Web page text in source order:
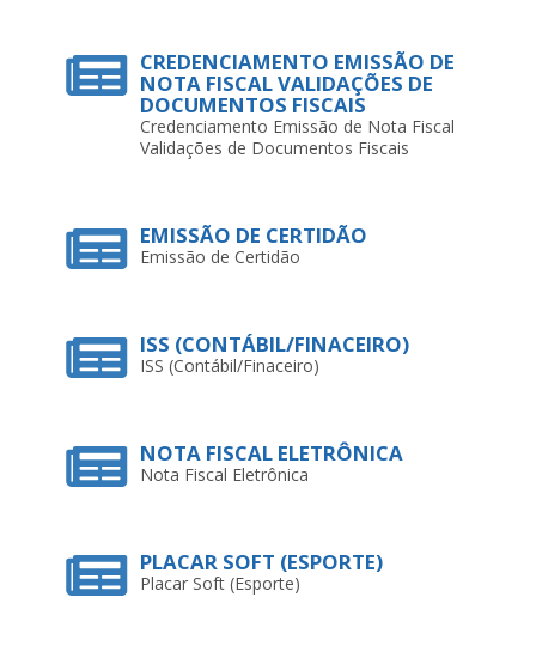
EMISSÃO DE CERTIDÃO
Emissão de Certidão
ISS (CONTÁBIL/FINACEIRO)
ISS (Contábil/Finaceiro)
NOTA FISCAL ELETRÔNICA
Nota Fiscal Eletrônica
PLACAR SOFT (ESPORTE)
Placar Soft (Esporte)
PLACAR SOFT - TUTORIAL
(ESPORTE)
Placar Soft - Tutorial (Esporte)